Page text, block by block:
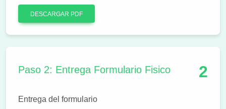
DESCARGAR PDF
Paso 2: Entrega Formulario Fisico 2
Entrega del formulario